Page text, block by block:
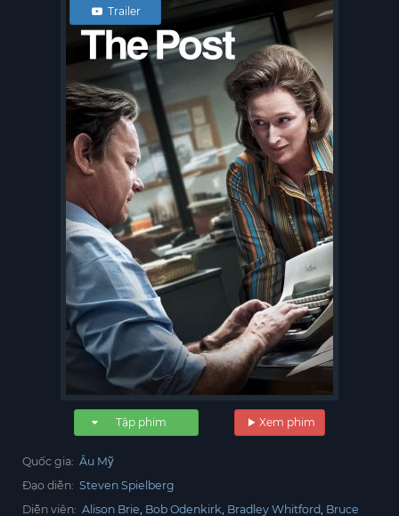
Xem phim
Trailer
Tập phim
Quốc gia: Âu Mỹ
Đạo diễn: Steven Spielberg
Diễn viên: Alison Brie Bob Odenkirk Bradley Whitford Bruce